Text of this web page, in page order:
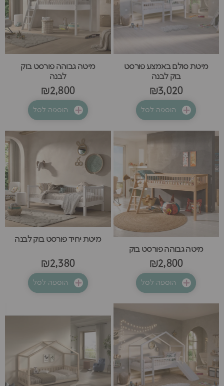
מיטת סולם באמצע פורסט
בוק לבנה
₪3,020
הוספה לסל
מיטה גבוהה פורסט בוק
לבנה
₪2,800
הוספה לסל
מיטה גבוהה פורסט בוק
₪2,800
הוספה לסל
מיטת יחיד פורסט בוק לבנה
₪2,380
הוספה לסל